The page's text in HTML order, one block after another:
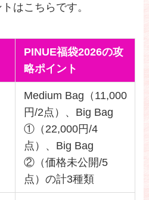
はこちらです。
PINUE福袋2026の攻
略ポイント
Medium Bag（11,000
円/2点）、Big Bag
①（22,000円/4
点）、Big Bag
②（価格未公開/5
点）の計3種類